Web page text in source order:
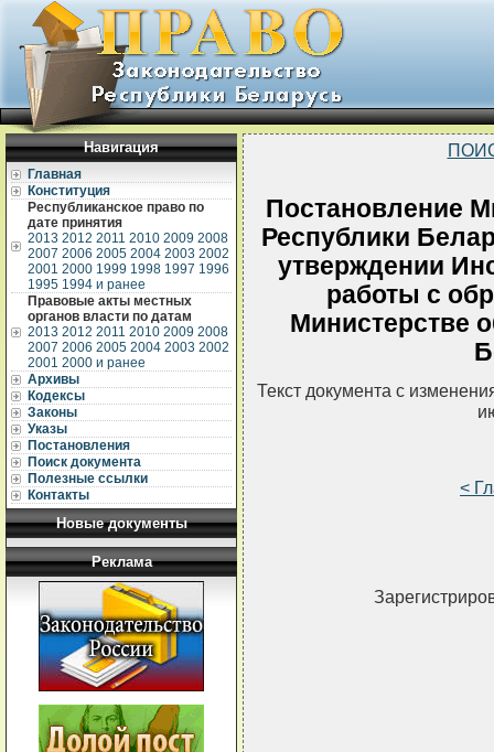
Навигация
Главная
Конституция
Республиканское право по
дате принятия
2013 2012 2011 2010 2009 2008
2007 2006 2005 2004 2003 2002
2001 2000 1999 1998 1997 1996
1995 1994 и ранее
Правовые акты местных
органов власти по датам
2013 2012 2011 2010 2009 2008
2007 2006 2005 2004 2003 2002
2001 2000 и ранее
Архивы
Кодексы
Законы
Указы
Постановления
Поиск документа
Полезные ссылки
Контакты
Новые документы
Реклама
Постановление
Республики
утверждении
работы с
Министерстве
Текст документа с
<